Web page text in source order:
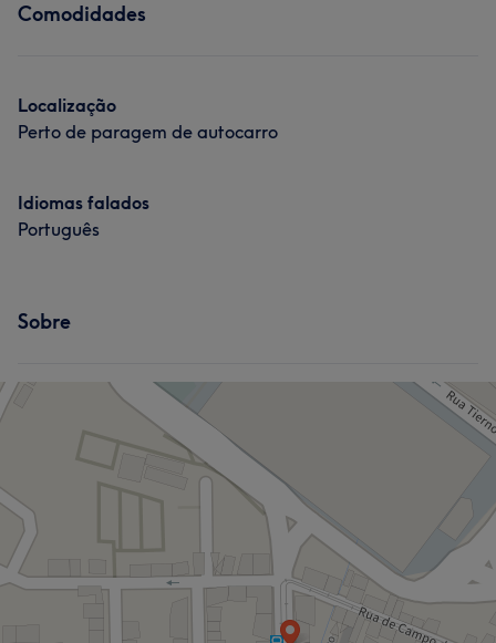
Comodidades
Localização
Perto de paragem de autocarro
Idiomas falados
Português
Sobre